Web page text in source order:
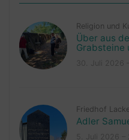
Religion und
Über aus
Grabsteine
Friedhof
Adler